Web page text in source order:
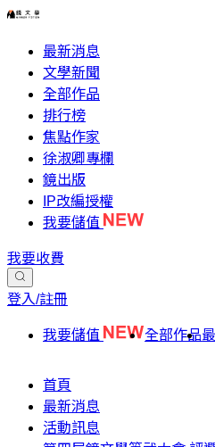
最新消息
文學新聞
全部作品
排行榜
焦點作家
徐淑卿專欄
鏡出版
IP改編授權
我要儲值
我要收費
登入/註冊
我要儲值 全部作品
首頁
最新消息
活動訊息